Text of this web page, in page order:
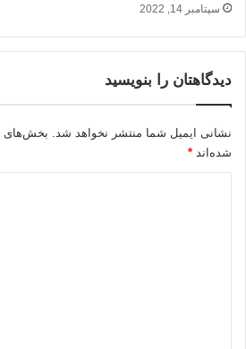
سپتامبر 14, 2022
دیدگاهتان را بنویسید
نشانی ایمیل شما منتشر نخواهد شد. بخش‌های
شده‌اند *